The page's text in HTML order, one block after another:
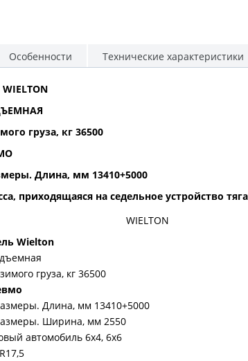
Особенности Технические характеристики
груза, кг 36500
Длина, мм 13410+5000
приходящаяся на седельное устройство
WIELTON
Wielton
груза, кг 36500
Длина, мм 13410+5000
Ширина, мм 2550
автомобиль 6х4, 6х6